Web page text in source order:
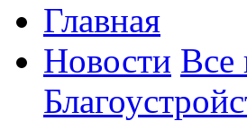
Главная
Новости Все